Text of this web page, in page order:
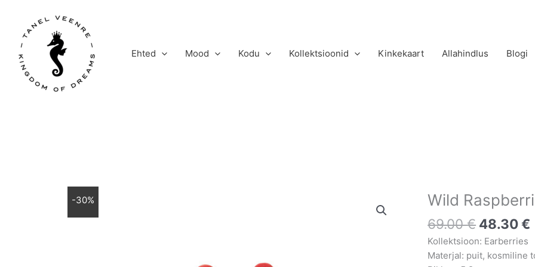
content
Ehted
Mood Kodu Kollektsioonid Kinkekaart Allahindlus Blogi
-30% Wild
69.00€
Algne
hind
oli:
69.00 €.
48.30€
Kollektsioon: Earberries
Materjal: puit, kosmiline
Wild
kõrvarõngad
kogus